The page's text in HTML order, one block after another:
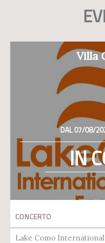
Villa
DAL 07/08/
IN
CONCERTO
Lake Como